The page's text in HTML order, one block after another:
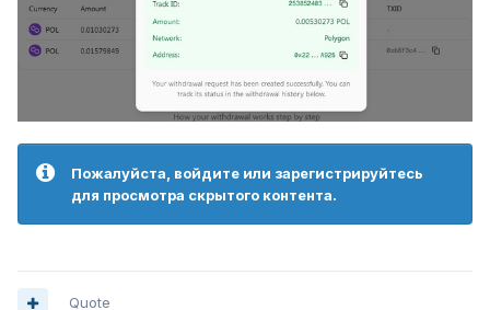
Пожалуйста, войдите или зарегистрируйтесь
для просмотра скрытого контента.
Quote